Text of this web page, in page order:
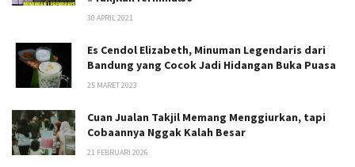
30 APRIL 2021
Es Cendol Elizabeth, Minuman Legendaris dari
Bandung yang Cocok Jadi Hidangan Buka Puasa
25 MARET 2023
Cuan Jualan Takjil Memang Menggiurkan, tapi
Cobaannya Nggak Kalah Besar
21 FEBRUARI 2026